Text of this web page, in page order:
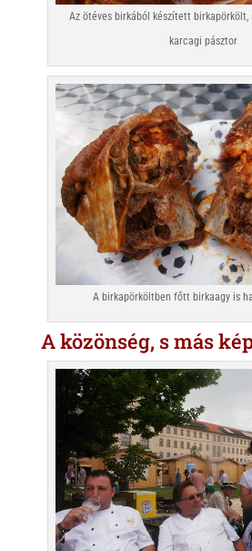
Az ötéves birkából készített birkapörkölt,
karcagi pásztor
A birkapörköltben főtt birkaagy is
A közönség, s más